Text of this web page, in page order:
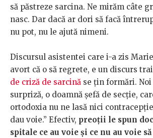
să păstreze sarcina. Ne mirăm câte
nasc. Dar dacă ar dori să facă
nu pot, nu le ajută nimeni.
Discursul asistentei care i-a zis
avort că o să regrete, e un discurs
de criză de sarcină se țin formări.
surpriză, o doamnă șefă de secție,
ortodoxia nu ne lasă nici
dau voie.” Efectiv, preoții le spun
spitale ce au voie și ce nu au voie să